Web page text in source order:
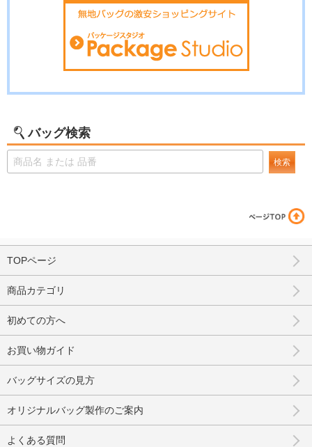
バッグ検索
検索
TOPページ
商品カテゴリ
初めての方へ
お買い物ガイド
バッグサイズの見方
オリジナルバッグ製作のご案内
よくある質問